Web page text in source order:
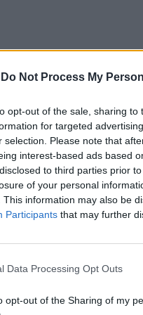
Do Not Process My
opt-out of the sale, sharing
for targeted
selection. Please note that
interest-based ads based
to third parties prior
of your personal
This information may also be
Participants that may further
Data Processing Opt Outs
opt-out of the Sharing of my
pensare anche
condizione. Non
che chi, in
spettante al
un gradino
tacciato di
carica sarà di fatto
solo da chi
censo.
una valenza
introiti, sarebbe